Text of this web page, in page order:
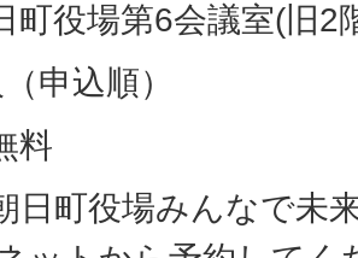
町役場第6会議室(旧2
申込順）
料
日町役場みんなで未